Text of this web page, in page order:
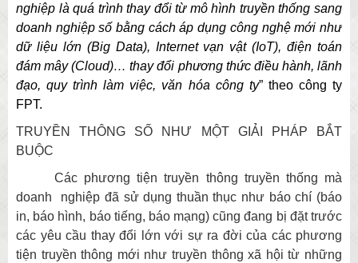
nghiệp là quá trình thay đổi từ mô hình truyền thống sang
doanh nghiệp số bằng cách áp dụng công nghệ mới như
dữ liệu lớn (Big Data), Internet vạn vật (IoT), điện toán
đám mây (Cloud)… thay đổi phương thức điều hành, lãnh
đạo, quy trình làm việc, văn hóa công ty” theo công ty
FPT.
TRUYỀN THÔNG SỐ NHƯ MỘT GIẢI PHÁP BẮT
BUỘC
Các phương tiện truyền thông truyền thống mà
doanh nghiệp đã sử dụng thuần thục như báo chí (báo
in, báo hình, báo tiếng, báo mạng) cũng đang bị đặt trước
các yêu cầu thay đổi lớn với sự ra đời của các phương
tiện truyền thông mới như truyền thông xã hội từ những